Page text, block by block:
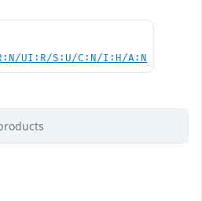
UI:R/S:U/C:N/I:H/A:N